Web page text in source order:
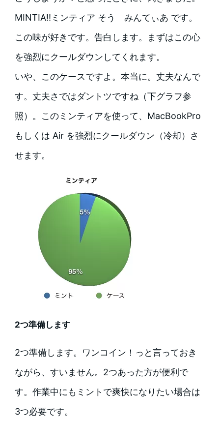
MINTIA!!ミンティア そう みんてぃあ です。
この味が好きです。告白します。まずはこの心
を強烈にクールダウンしてくれます。
いや、このケースですよ。本当に。丈夫なんで
す。丈夫さではダントツですね（下グラフ参
照）。このミンティアを使って、MacBookPro
もしくは Air を強烈にクールダウン（冷却）さ
せます。
2つ準備します
2つ準備します。ワンコイン！っと言っておき
ながら、すいません。2つあった方が便利で
す。作業中にもミントで爽快になりたい場合は
3つ必要です。